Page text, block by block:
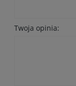
Twoja opinia: